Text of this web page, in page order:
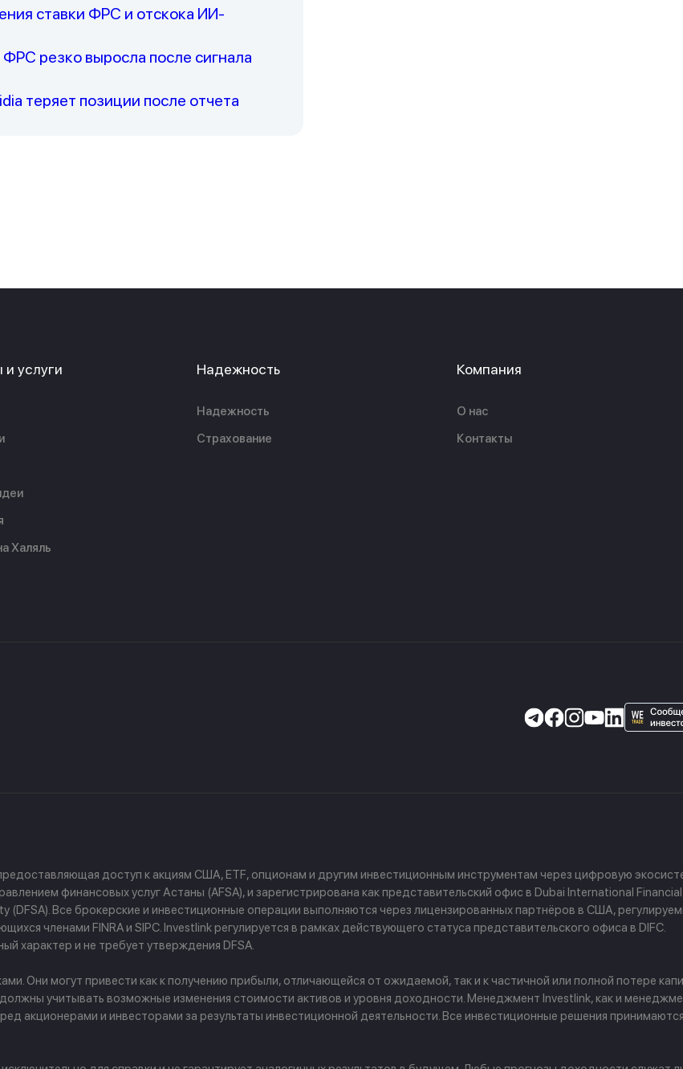
ставки ФРС и отскока ИИ-
резко выросла после сигнала
теряет позиции после отчета
услуги
Халяль
Надежность
Надежность
Страхование
Компания
О нас
Контакты
доступ к акциям США, ETF, опционам и другим инвестиционным инструментам через цифровую
финансовых услуг Астаны (AFSA), и зарегистрирована как представительский офис в Dubai International Financial
(DFSA). Все брокерские и инвестиционные операции выполняются через лицензированных партнёров в США,
членами FINRA и SIPC. Investlink регулируется в рамках действующего статуса представительского офиса в DIFC.
характер и не требует утверждения DFSA.
Они могут привести как к получению прибыли, отличающейся от ожидаемой, так и к частичной или полной потере
учитывать возможные изменения стоимости активов и уровня доходности. Менеджмент Investlink, как и
акционерами и инвесторами за результаты инвестиционной деятельности. Все инвестиционные решения